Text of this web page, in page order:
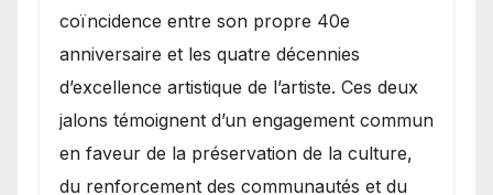
coïncidence entre son propre 40e
anniversaire et les quatre décennies
d’excellence artistique de l’artiste. Ces deux
jalons témoignent d’un engagement commun
en faveur de la préservation de la culture,
du renforcement des communautés et du